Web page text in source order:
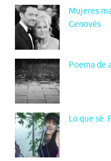
Mujeres
Genovés
Poema de
Lo que sé.